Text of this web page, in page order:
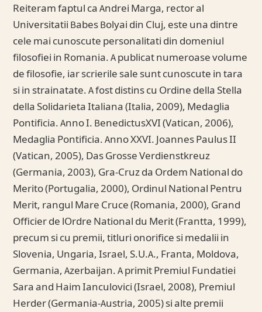
Reiteram faptul ca Andrei Marga, rector al
Universitatii Babes Bolyai din Cluj, este una dintre
cele mai cunoscute personalitati din domeniul
filosofiei in Romania. A publicat numeroase volume
de filosofie, iar scrierile sale sunt cunoscute in tara
si in strainatate. A fost distins cu Ordine della Stella
della Solidarieta Italiana (Italia, 2009), Medaglia
Pontificia. Anno I. BenedictusXVI (Vatican, 2006),
Medaglia Pontificia. Anno XXVI. Joannes Paulus II
(Vatican, 2005), Das Grosse Verdienstkreuz
(Germania, 2003), Gra-Cruz da Ordem National do
Merito (Portugalia, 2000), Ordinul National Pentru
Merit, rangul Mare Cruce (Romania, 2000), Grand
Officier de lOrdre National du Merit (Frantta, 1999),
precum si cu premii, titluri onorifice si medalii in
Slovenia, Ungaria, Israel, S.U.A., Franta, Moldova,
Germania, Azerbaijan. A primit Premiul Fundatiei
Sara and Haim Ianculovici (Israel, 2008), Premiul
Herder (Germania-Austria, 2005) si alte premii